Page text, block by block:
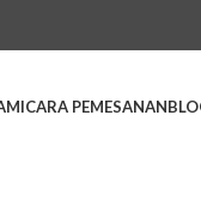
CARA PEMESANAN